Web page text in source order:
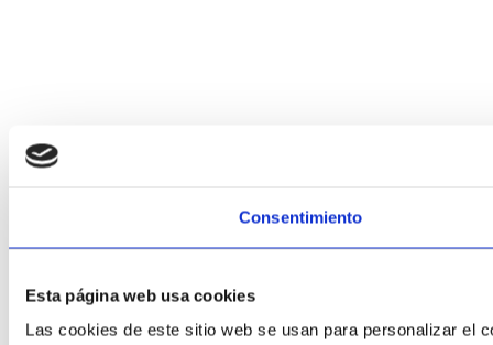
Consentimiento
Esta página web usa cookies
Las cookies de este sitio web se usan para personalizar el